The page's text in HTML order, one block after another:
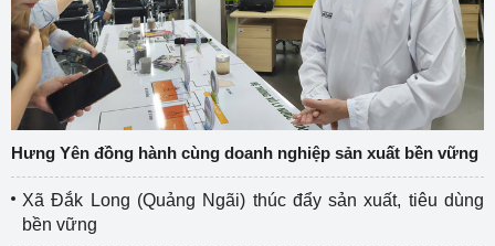
Hưng Yên đồng hành cùng doanh nghiệp sản xuất bền vững
Xã Đắk Long (Quảng Ngãi) thúc đẩy sản xuất, tiêu dùng
bền vững